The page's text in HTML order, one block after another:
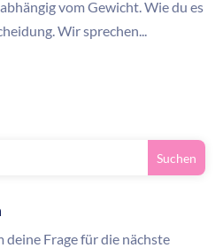
vom Gewicht. Wie du es
Wir sprechen...
deine Frage für die nächste